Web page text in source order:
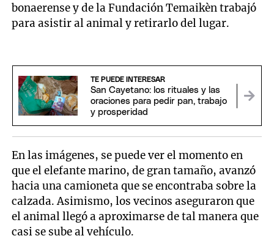
bonaerense y de la Fundación Temaikèn trabajó
para asistir al animal y retirarlo del lugar.
TE PUEDE INTERESAR
San Cayetano: los rituales y las
oraciones para pedir pan, trabajo
y prosperidad
En las imágenes, se puede ver el momento en
que el elefante marino, de gran tamaño, avanzó
hacia una camioneta que se encontraba sobre la
calzada. Asimismo, los vecinos aseguraron que
el animal llegó a aproximarse de tal manera que
casi se sube al vehículo.